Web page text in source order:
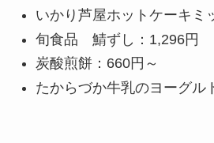
いかり芦屋ホットケーキミ
旬食品 鯖ずし：1,296円
炭酸煎餅：660円～
たからづか牛乳のヨーグル